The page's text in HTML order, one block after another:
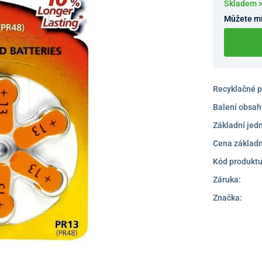
Skladem
Můžete
Recyklačné
Balení
Základní
Cena
Kód
Záruka:
Značka: